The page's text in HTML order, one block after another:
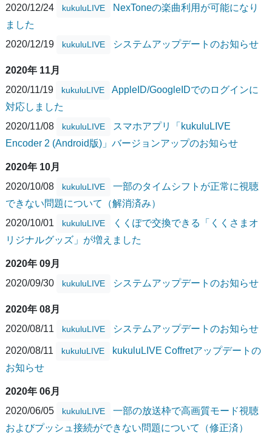
2020/12/24 kukuluLIVE
NexToneの楽曲利用が可能になり
ました
2020/12/19
kukuluLIVE システムアップデートのお知らせ
2020年 11月
2020/11/19
kukuluLIVE
AppleID/GoogleIDでのログインに
対応しました
2020/11/08
kukuluLIVE
スマホアプリ「kukuluLIVE
Encoder 2 (Android版)」バージョンアップのお知らせ
2020年 10月
2020/10/08
kukuluLIVE
一部のタイムシフトが正常に視聴
できない問題について（解消済み）
2020/10/01
kukuluLIVE
くくぽで交換できる「くくさまオ
リジナルグッズ」が増えました
2020年 09月
2020/09/30
kukuluLIVE システムアップデートのお知らせ
2020年 08月
2020/08/11
kukuluLIVE システムアップデートのお知らせ
2020/08/11 kukuluLIVE
kukuluLIVE Coffretアップデートの
お知らせ
2020年 06月
2020/06/05
kukuluLIVE
一部の放送枠で高画質モード視聴
およびプッシュ接続ができない問題について（修正済）